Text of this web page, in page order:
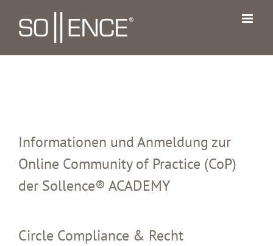
Inhalt
springen
Informationen und Anmeldung zur
Online Community of Practice (CoP)
der Sollence® ACADEMY
Circle Compliance & Recht